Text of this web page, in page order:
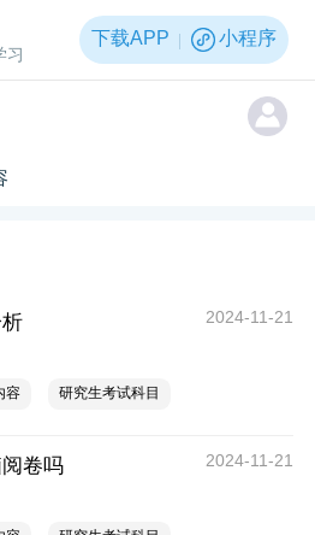
习
下载APP 小程序
2024-11-21
容 研究生考试科目
卷吗 2024-11-21